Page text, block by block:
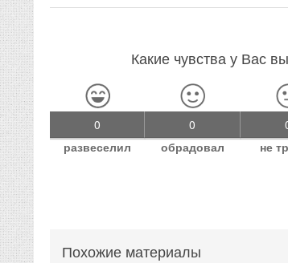
Какие чувства у Вас
0
развеселил
0
обрадовал
не
Похожие материалы